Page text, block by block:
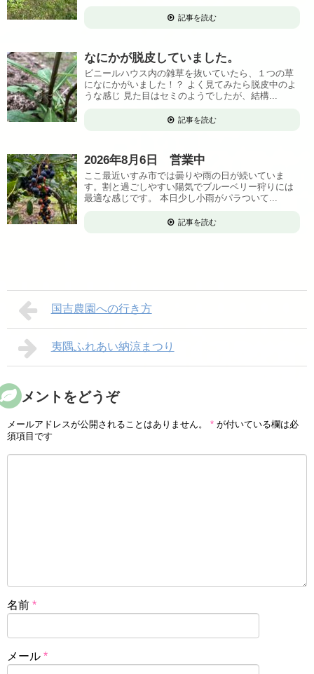
記事を読む
なにかが脱皮していました。
ビニールハウス内の雑草を抜いていたら、１つの草
になにかがいました！？ よく見てみたら脱皮中のよ
うな感じ 見た目はセミのようでしたが、結構...
記事を読む
2026年8月6日 営業中
ここ最近いすみ市では曇りや雨の日が続いていま
す。割と過ごしやすい陽気でブルーベリー狩りには
最適な感じです。 本日少し小雨がパラついて...
記事を読む
国吉農園への行き方
夷隅ふれあい納涼まつり
コメントをどうぞ
メールアドレスが公開されることはありません。 * が付いている欄は必
須項目です
名前 *
メール *